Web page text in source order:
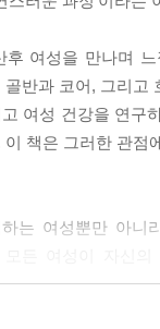
여성을 만나며
반과 코어, 그리
여성 건강을 연구
책은 그러한 관
는 여성뿐만 아니